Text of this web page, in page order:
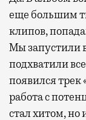
еще большим
клипов,
Мы запустили
подхватили
появился трек
работа с
стал хитом, но